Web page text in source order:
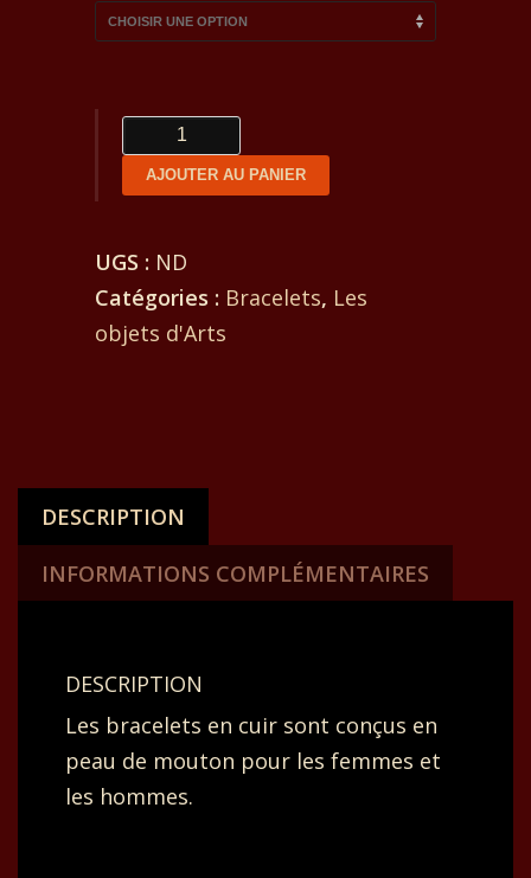
quantité
de
Bracelets
cuir
AJOUTER AU PANIER
UGS : ND
Catégories : Bracelets, Les
objets d'Arts
DESCRIPTION
INFORMATIONS COMPLÉMENTAIRES
DESCRIPTION
Les bracelets en cuir sont conçus en
peau de mouton pour les femmes et
les hommes.